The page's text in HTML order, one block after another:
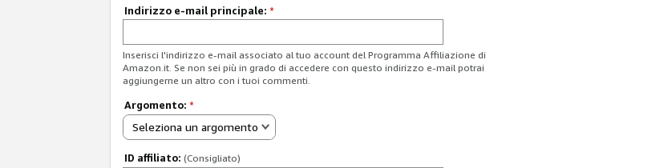
Indirizzo e-mail principale: *
Inserisci l'indirizzo e-mail associato al tuo account del Programma Affiliazione di
Amazon.it. Se non sei più in grado di accedere con questo indirizzo e-mail potrai
aggiungerne un altro con i tuoi commenti.
Argomento: *
Seleziona un argomento
ID affiliato: (Consigliato)